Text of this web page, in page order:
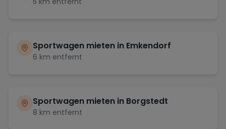
Sportwagen mieten in Emkendorf
6 km entfernt
Sportwagen mieten in Borgstedt
8 km entfernt